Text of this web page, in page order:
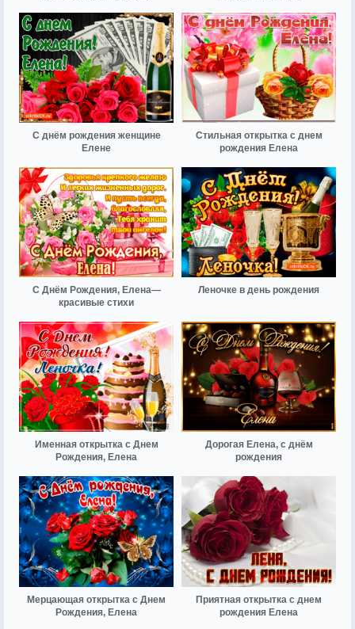
С днём рождения женщине
Елене
Стильная открытка с днем
рождения Елена
С Днём Рождения, Елена—
красивые стихи
Леночке в день рождения
Именная открытка с Днем
Рождения, Елена
Дорогая Елена, с днём
рождения
Мерцающая открытка с Днем
Рождения, Елена
Приятная открытка с днем
рождения Елена